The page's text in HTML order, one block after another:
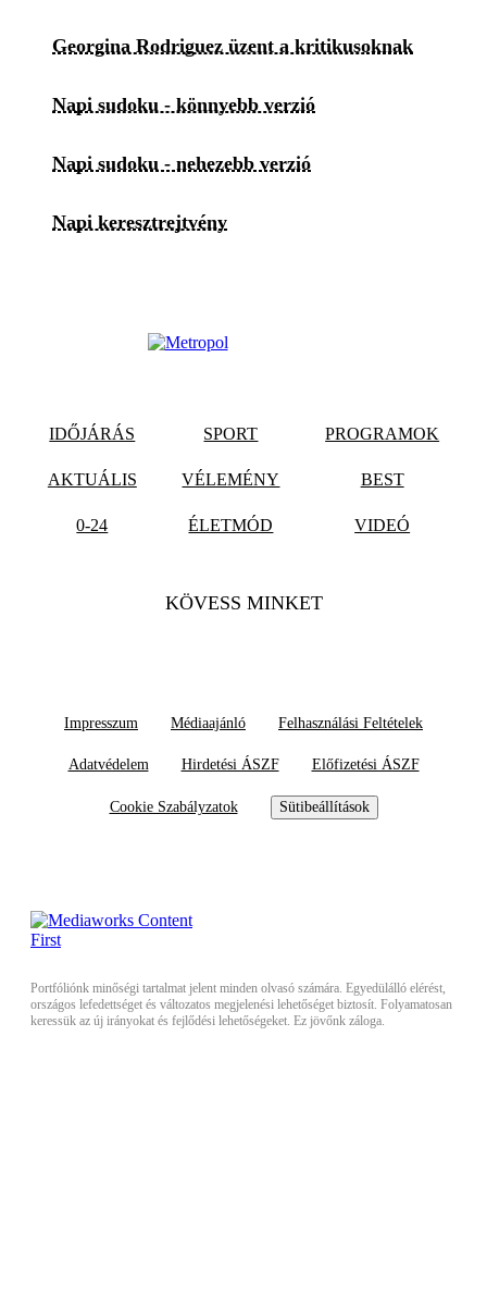
Georgina Rodriguez üzent a kritikusoknak
Napi sudoku - könnyebb verzió
Napi sudoku - nehezebb verzió
Napi keresztrejtvény
IDŐJÁRÁS SPORT PROGRAMOK
AKTUÁLIS VÉLEMÉNY BEST
0-24 ÉLETMÓD VIDEÓ
KÖVESS MINKET
Impresszum Médiaajánló Felhasználási Feltételek
Adatvédelem Hirdetési ÁSZF Előfizetési ÁSZF
Cookie Szabályzatok Sütibeállítások
Portfóliónk minőségi tartalmat jelent minden olvasó számára. Egyedülálló elérést,
országos lefedettséget és változatos megjelenési lehetőséget biztosít. Folyamatosan
keressük az új irányokat és fejlődési lehetőségeket. Ez jövőnk záloga.